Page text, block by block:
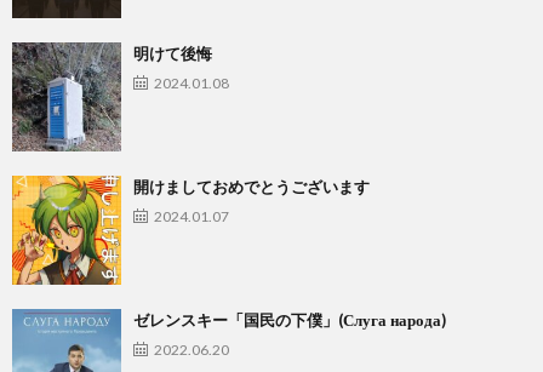
明けて後悔
2024.01.08
開けましておめでとうございます
2024.01.07
ゼレンスキー「国民の下僕」(Слуга народа)
2022.06.20